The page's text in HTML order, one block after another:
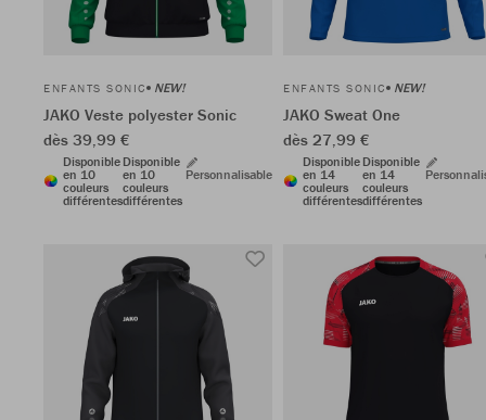
ENFANTS SONIC NEW!
JAKO Veste polyester Sonic
dès 39,99 €
Disponible
en 10
couleurs
différentes
Disponible
en 10
couleurs
différentes
Personnalisable
ENFANTS SONIC NEW!
JAKO Sweat One
dès 27,99 €
Disponible
en 14
couleurs
différentes
Disponible
en 14
couleurs
différentes